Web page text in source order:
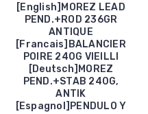
[English]MOREZ LEAD
PEND.+ROD 236GR
ANTIQUE
[Francais]BALANCIER
POIRE 240G VIEILLI
[Deutsch]MOREZ
PEND.+STAB 240G,
ANTIK
[Espagnol]PENDULO Y